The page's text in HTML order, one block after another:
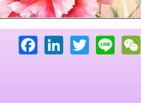
Facebook
LinkedIn
Twitter
Line